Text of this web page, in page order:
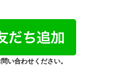
い合わせください。